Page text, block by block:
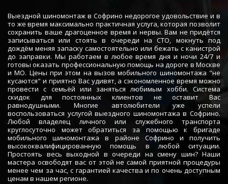
Выездной шиномонтаж в Софрино недорогое удовольствие и в
то же время максимально практичная услуга, которая позволит
сохранить ваше драгоценное время и нервы. Вам не придётся
записываться или стоять в очереди на СТО, мокнуть под
дождём меняя запаску самостоятельно или бежать с канистрой
до заправки. Мы работаем в любое время дня и ночи 24/7 и
готовы оказать профессиональную помощь на дороге в Москве
и МО. Цены при этом на вызов мобильного шиномонтажа "не
кусаются" и приятно Вас удивят, а сэкономленное время можно
провести с семьёй или заняться любимым хобби. Система
скидок для постоянных клиентов не оставит Вас
равнодушными. Многие автолюбители уже успели
воспользоваться услугой выездного шиномонтажа в Софрино.
Любой владелец личного или служебного транспорта
круглосуточно может обратиться за помощью к бригаде
мобильного шиномонтажа в районе Софрино и получить
высококвалифицированную помощь в любой ситуации.
Простоять весь выходной в очереди на смену шин? Наши
мастера освободят вас от этой не самой приятной процедуры
менее чем за час, с гарантией качества и по очень доступным
ценам в нашем регионе.